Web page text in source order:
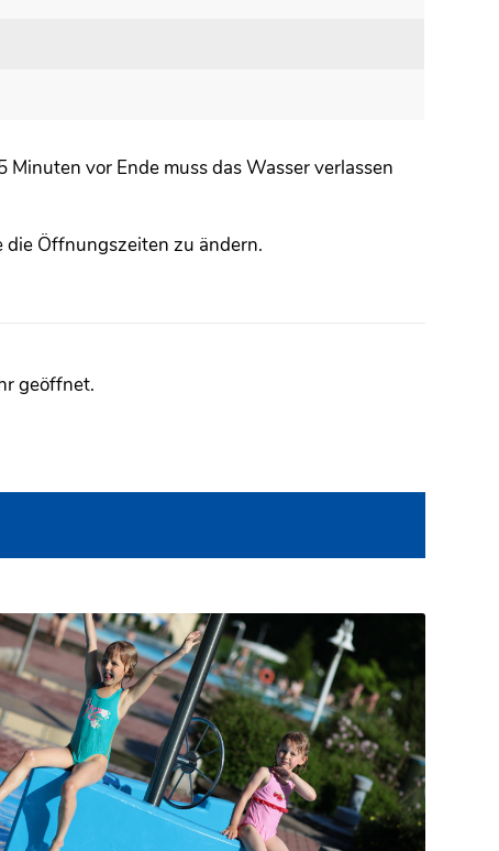
vor Ende muss das Wasser verlassen
Öffnungszeiten zu ändern.
geöffnet.